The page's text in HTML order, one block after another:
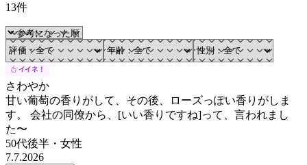
13件
さわやか
甘い葡萄の香りがして、その後、ローズっぽい香りがしま
す。 会社の同僚から、[いい香りですね]って、言われまし
た〜
50代後半 ・ 女性
7.7.2026